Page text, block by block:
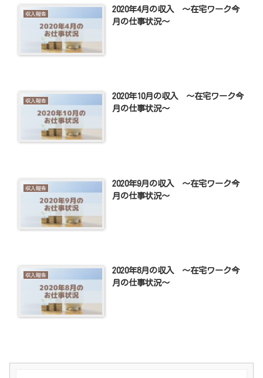
収入報告
2020年4月の収入 ～在宅ワーク今
月の仕事状況～
収入報告
2020年10月の収入 ～在宅ワーク今
月の仕事状況～
収入報告
2020年9月の収入 ～在宅ワーク今
月の仕事状況～
収入報告
2020年8月の収入 ～在宅ワーク今
月の仕事状況～